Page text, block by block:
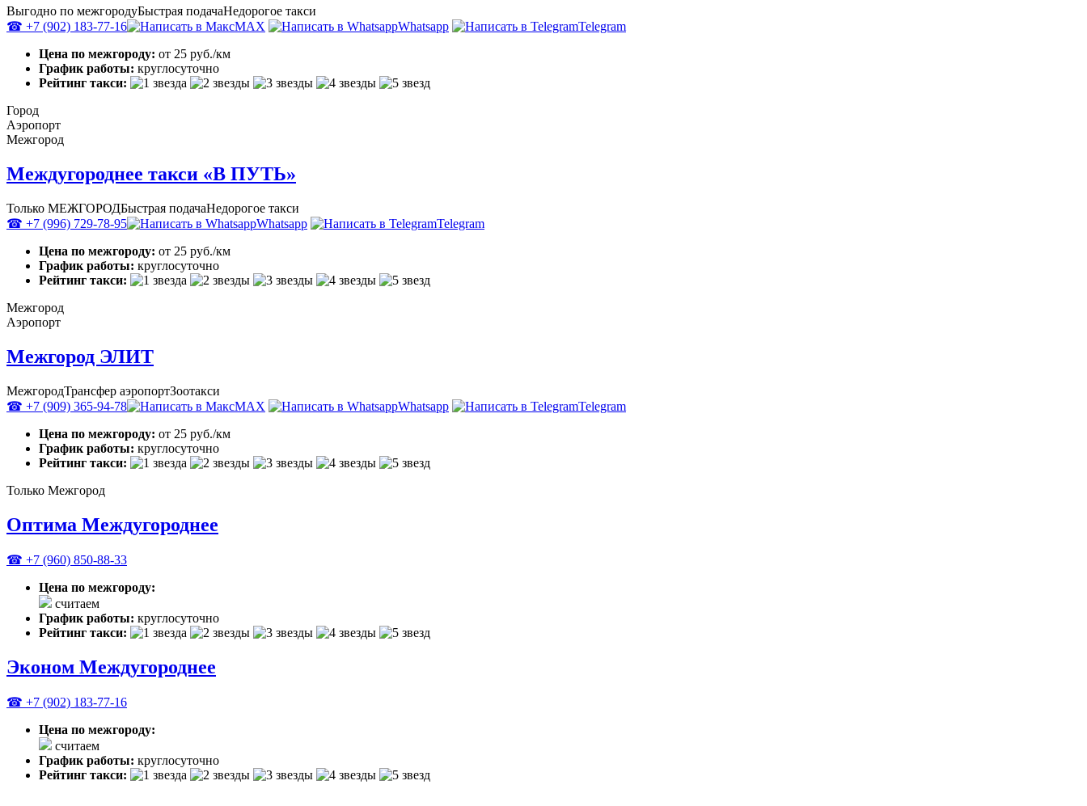
Выгодно по межгородуБыстрая подачаНедорогое такси
☎ +7 (902) 183-77-16
MAX Whatsapp
Telegram
Цена по межгороду: от 25 руб./км
График работы: круглосуточно
Рейтинг такси:
Город
Аэропорт
Межгород
Междугороднее такси «В ПУТЬ»
Только МЕЖГОРОДБыстрая подачаНедорогое такси
☎ +7 (996) 729-78-95
Whatsapp
Telegram
Цена по межгороду: от 25 руб./км
График работы: круглосуточно
Рейтинг такси:
Межгород
Аэропорт
Межгород ЭЛИТ
МежгородТрансфер аэропортЗоотакси
☎ +7 (909) 365-94-78
MAX Whatsapp
Telegram
Цена по межгороду: от 25 руб./км
График работы: круглосуточно
Рейтинг такси:
Только Межгород
Оптима Междугороднее
☎ +7 (960) 850-88-33
Цена по межгороду:
считаем
График работы: круглосуточно
Рейтинг такси:
Эконом Междугороднее
☎ +7 (902) 183-77-16
Цена по межгороду:
считаем
График работы: круглосуточно
Рейтинг такси: